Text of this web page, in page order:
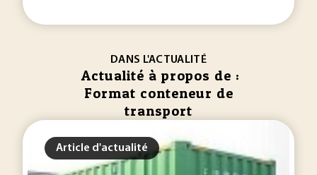
DANS L'ACTUALITÉ
Actualité à propos de :
Format conteneur de
transport
Article d'actualité